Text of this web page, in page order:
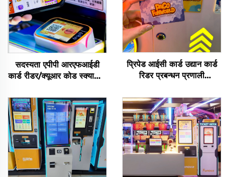
सदस्यता एपीपी आरएफआईडी
कार्ड रीडर/क्यूआर कोड स्क्यानिङ
प्रणाली
प्रिपेड आईसी कार्ड उद्यान कार्ड
रिडर प्रबन्धन प्रणाली
कार्ड संचालित खेलहरूका लागि